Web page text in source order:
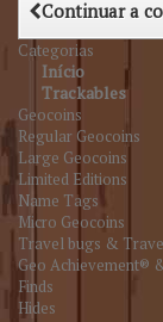
Continuar a
Categorias
Início
Trackables
Geocoins
Regular Geocoins
Large Geocoins
Limited Editions
Name Tags
Micro Geocoins
Travel bugs &
Geo Achievement®
Finds
Hides